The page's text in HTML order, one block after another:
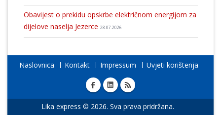
Obavijest o prekidu opskrbe električnom energijom za
dijelove naselja Jezerce 28.07.2026
Naslovnica Kontakt Impressum Uvjeti korištenja
Lika express © 2026. Sva prava pridržana.